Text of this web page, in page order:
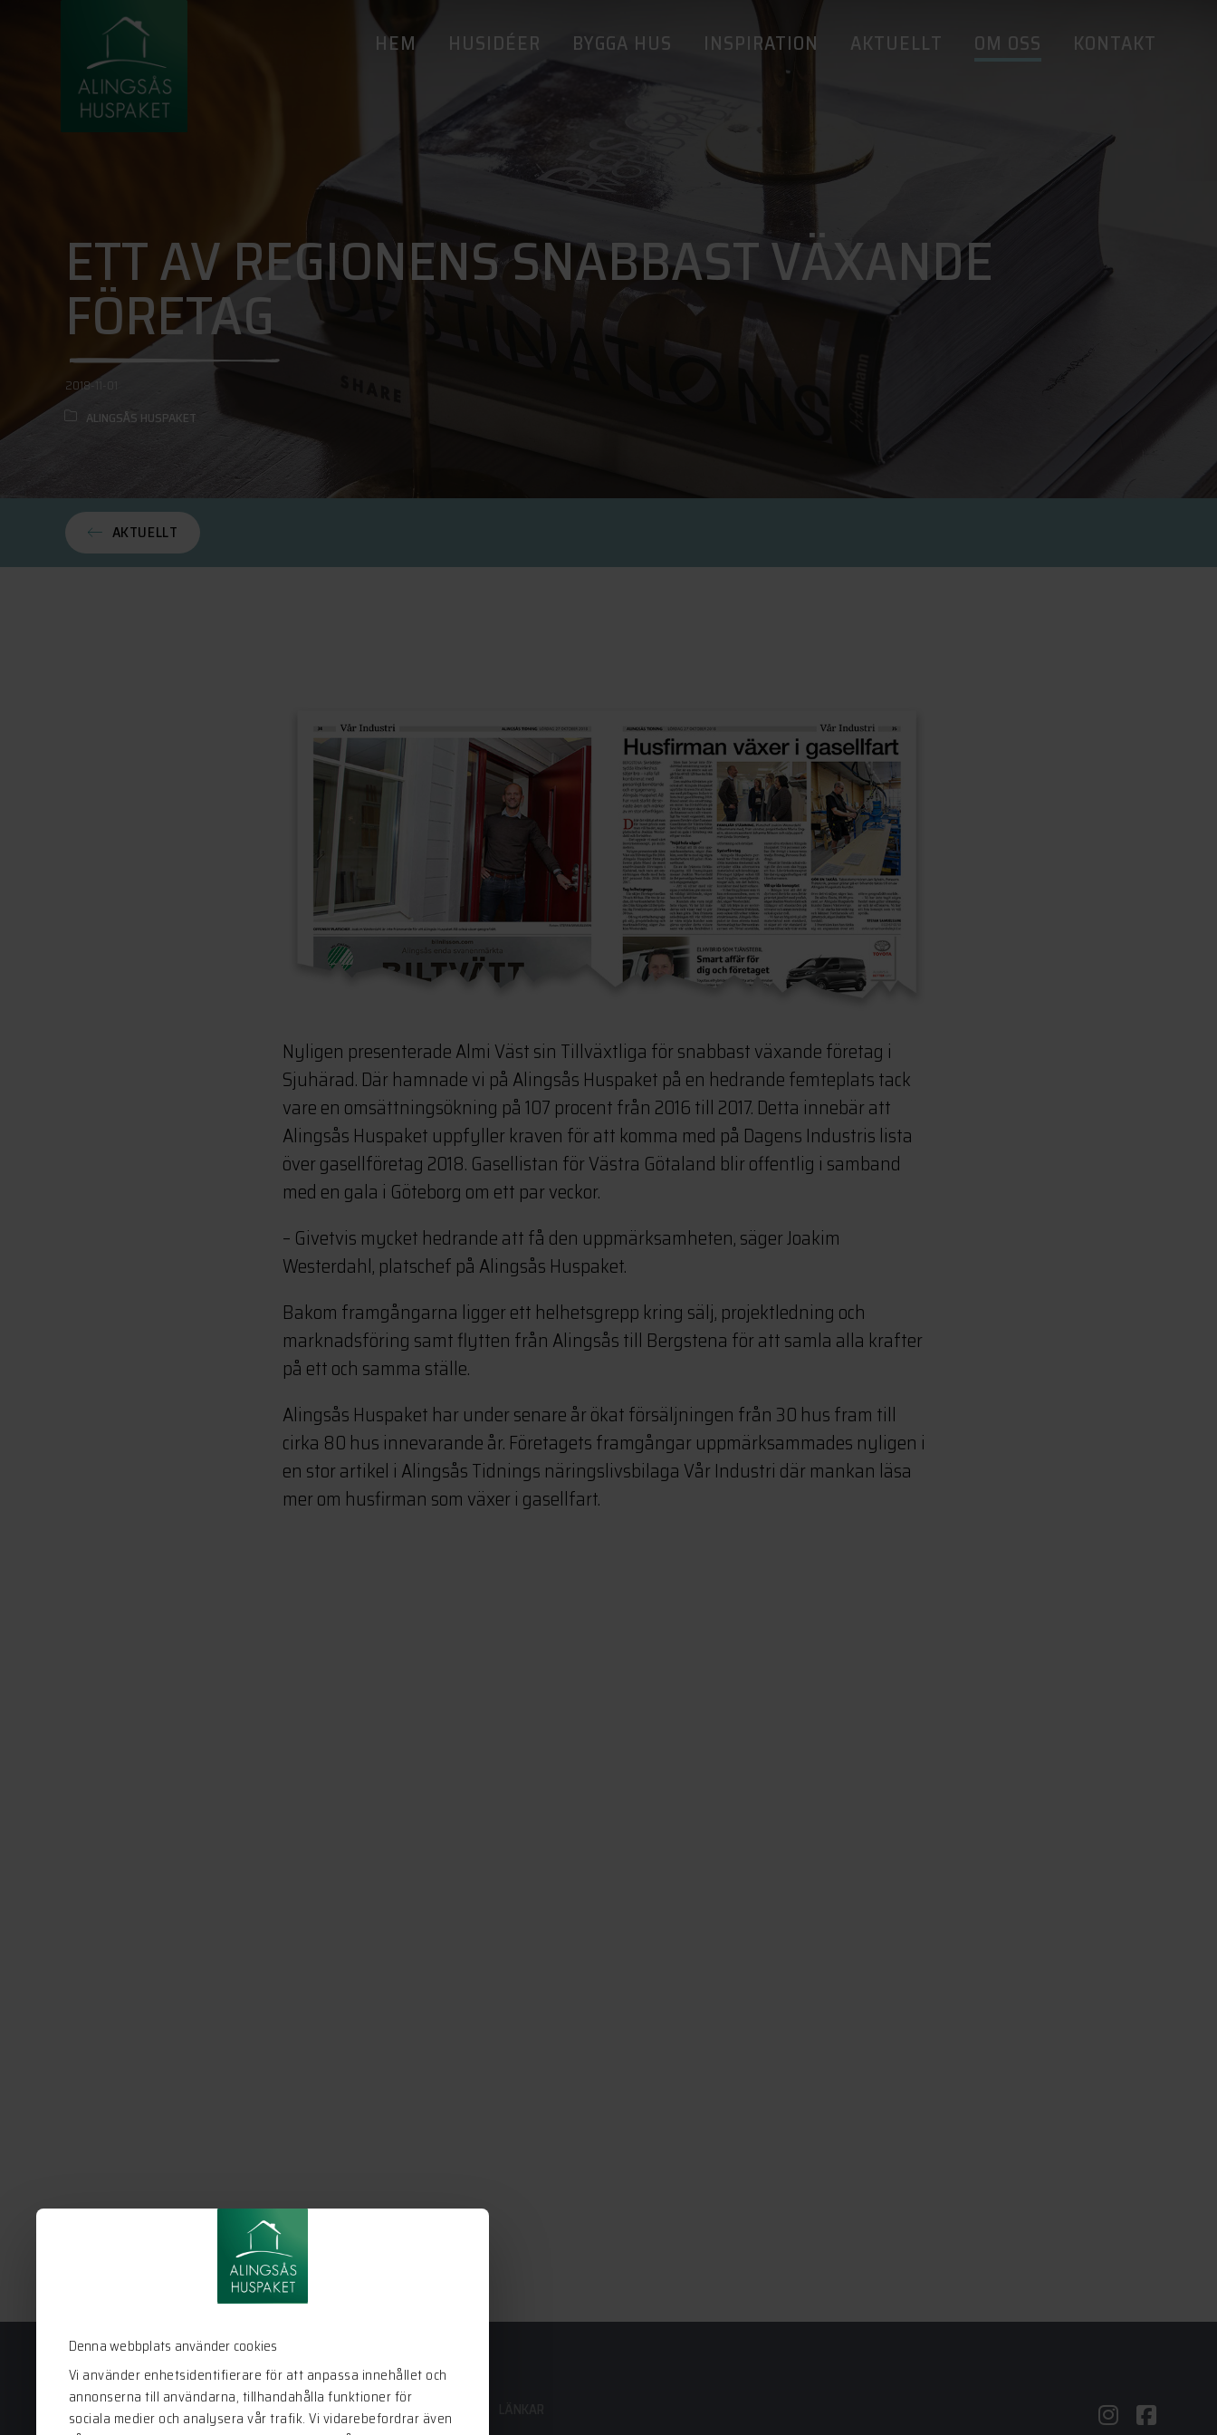
Denna webbplats använder cookies
Vi använder enhetsidentifierare för att anpassa innehållet och
annonserna till användarna, tillhandahålla funktioner för
sociala medier och analysera vår trafik. Vi vidarebefordrar även
HEM HUSIDÉER BYGGA HUS INSPIRATION AKTUELLT OM OSS KONTAKT
ETT AV REGIONENS SNABBAST VÄXANDE
FÖRETAG
2018-11-01
ALINGSÅS HUSPAKET
AKTUELLT
Nyligen presenterade Almi Väst sin Tillväxtliga för snabbast växande företag i
Sjuhärad. Där hamnade vi på Alingsås Huspaket på en hedrande femteplats tack
vare en omsättningsökning på 107 procent från 2016 till 2017. Detta innebär att
Alingsås Huspaket uppfyller kraven för att komma med på Dagens Industris lista
över gasellföretag 2018. Gasellistan för Västra Götaland blir offentlig i samband
med en gala i Göteborg om ett par veckor.
– Givetvis mycket hedrande att få den uppmärksamheten, säger Joakim
Westerdahl, platschef på Alingsås Huspaket.
Bakom framgångarna ligger ett helhetsgrepp kring sälj, projektledning och
marknadsföring samt flytten från Alingsås till Bergstena för att samla alla krafter
på ett och samma ställe.
Alingsås Huspaket har under senare år ökat försäljningen från 30 hus fram till
cirka 80 hus innevarande år. Företagets framgångar uppmärksammades nyligen i
en stor artikel i Alingsås Tidnings näringslivsbilaga Vår Industri där mankan läsa
mer om husfirman som växer i gasellfart.
Alingsås Huspaket